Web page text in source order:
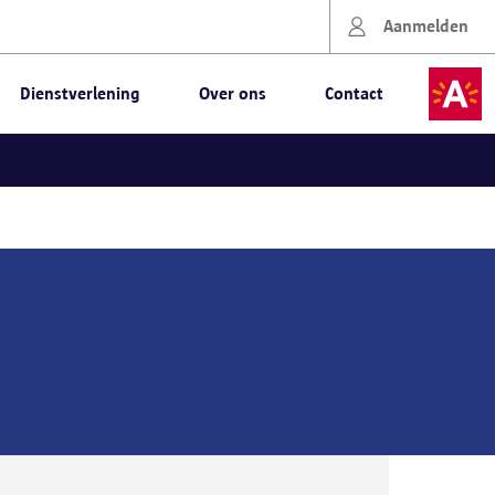
Aanmelden
Dienstverlening Over ons Contact